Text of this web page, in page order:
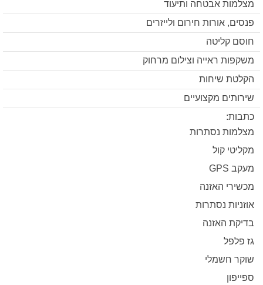
מצלמות אבטחה ותיעוד
פנסים, אורות חירום ולייזרים
חוסם קליטה
משקפות ראייה וצילום מרחוק
הקלטת שיחות
שירותים מקצועיים
כתבות:
מצלמות נסתרות
מקליטי קול
מעקב GPS
מכשירי האזנה
אוזניות נסתרות
בדיקת האזנה
גז פלפל
שוקר חשמלי
ספייפון